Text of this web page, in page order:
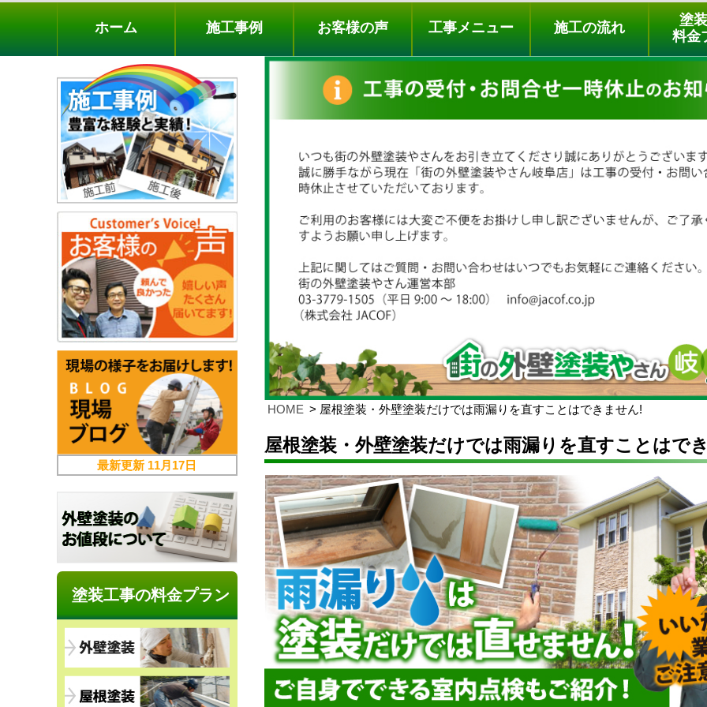
料金プラン 無料点検
ホーム 施工事例 お客様の声 工事メニュー 施工の流れ
塗
料金
HOME 屋根塗装・外壁塗装だけでは雨漏りを直すことはできません!
屋根塗装・外壁塗装だけでは雨漏りを直すことはで
最新更新 11月17日
塗装工事の料金プラン